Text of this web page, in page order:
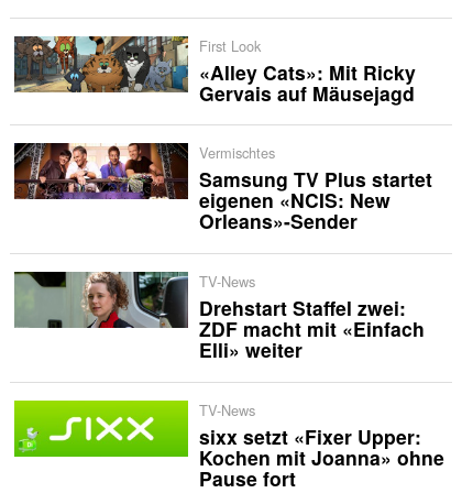
First Look
«Alley Cats»: Mit Ricky
Gervais auf Mäusejagd
Vermischtes
Samsung TV Plus startet
eigenen «NCIS: New
Orleans»-Sender
TV-News
Drehstart Staffel zwei:
ZDF macht mit «Einfach
Elli» weiter
TV-News
sixx setzt «Fixer Upper:
Kochen mit Joanna» ohne
Pause fort